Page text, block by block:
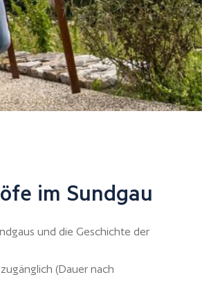
im Sundgau
und die Geschichte der
(Dauer nach